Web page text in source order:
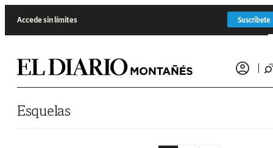
Accede sin límites Suscríbete
Esquelas